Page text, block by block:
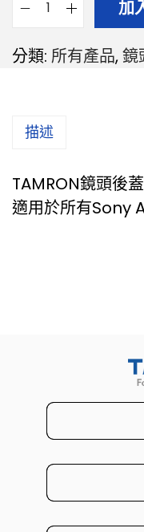
加
分類: 所有產品,鏡
描述
TAMRON鏡頭後
適用於所有Sony